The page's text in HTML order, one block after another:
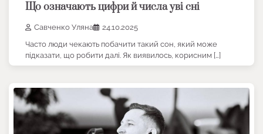
Що означають цифри й числа уві сні
Савченко Уляна
24.10.2025
Часто люди чекають побачити такий сон, який може
підказати, що робити далі. Як виявилось, корисним […]